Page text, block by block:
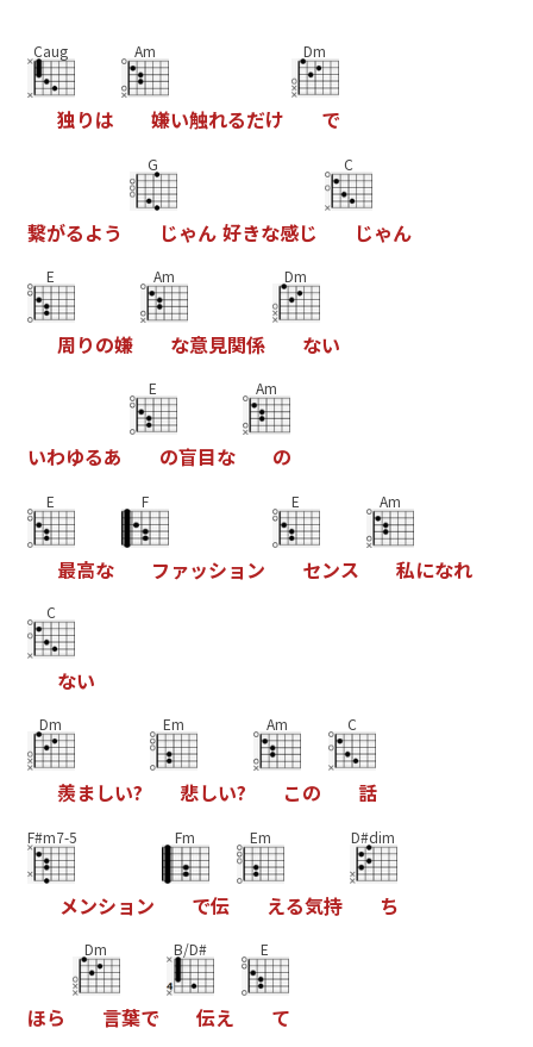
Caug
独りは
Am
嫌い触れるだけ
Dm
で
繋がるよう
G
じゃん 好きな感じ
C
じゃん
E
周りの嫌
Am
な意見関係
Dm
ない
いわゆるあ
E
の盲目な
Am
の
E
最高な
F
フ ァッショ ン
E
センス
Am
私になれ
C
ない
Dm
羨ましい?
Em
悲しい?
Am
この
C
話
F#m7-5
メンショ ン
Fm
で伝
Em
える気持
D#dim
ち
ほら
Dm
言葉で
B/D#
伝え
E
て